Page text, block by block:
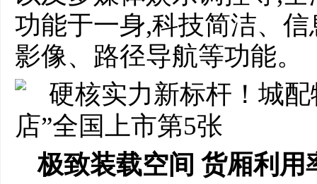
功能于一身,科技简洁、
影像、路径导航等功能。
极致装载空间 货厢利用